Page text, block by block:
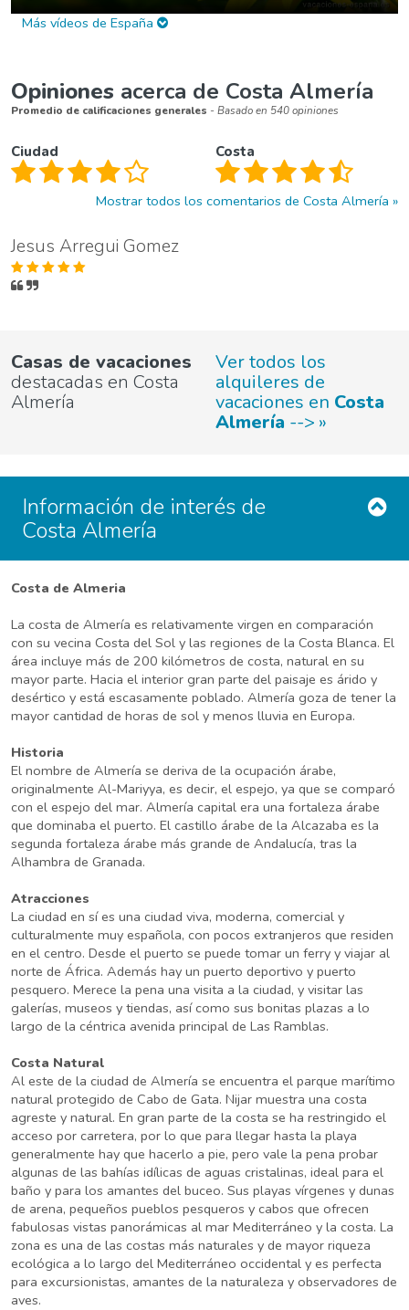
Más vídeos de España
Opiniones acerca de Costa Almería
Promedio de calificaciones generales - Basado en 540 opiniones
Ciudad Costa
Mostrar todos los comentarios de Costa Almería
Jesus Arregui Gomez
Casas de vacaciones
destacadas en Costa
Almería
Ver todos los
alquileres de
vacaciones en Costa
Almería -->
Información de interés de
Costa Almería
Costa de Almeria
La costa de Almería es relativamente virgen en comparación
con su vecina Costa del Sol y las regiones de la Costa Blanca. El
área incluye más de 200 kilómetros de costa, natural en su
mayor parte. Hacia el interior gran parte del paisaje es árido y
desértico y está escasamente poblado. Almería goza de tener la
mayor cantidad de horas de sol y menos lluvia en Europa.
Historia
El nombre de Almería se deriva de la ocupación árabe,
originalmente Al-Mariyya, es decir, el espejo, ya que se comparó
con el espejo del mar. Almería capital era una fortaleza árabe
que dominaba el puerto. El castillo árabe de la Alcazaba es la
segunda fortaleza árabe más grande de Andalucía, tras la
Alhambra de Granada.
Atracciones
La ciudad en sí es una ciudad viva, moderna, comercial y
culturalmente muy española, con pocos extranjeros que residen
en el centro. Desde el puerto se puede tomar un ferry y viajar al
norte de África. Además hay un puerto deportivo y puerto
pesquero. Merece la pena una visita a la ciudad, y visitar las
galerías, museos y tiendas, así como sus bonitas plazas a lo
largo de la céntrica avenida principal de Las Ramblas.
Costa Natural
Al este de la ciudad de Almería se encuentra el parque marítimo
natural protegido de Cabo de Gata. Nijar muestra una costa
agreste y natural. En gran parte de la costa se ha restringido el
acceso por carretera, por lo que para llegar hasta la playa
generalmente hay que hacerlo a pie, pero vale la pena probar
algunas de las bahías idílicas de aguas cristalinas, ideal para el
baño y para los amantes del buceo. Sus playas vírgenes y dunas
de arena, pequeños pueblos pesqueros y cabos que ofrecen
fabulosas vistas panorámicas al mar Mediterráneo y la costa. La
zona es una de las costas más naturales y de mayor riqueza
ecológica a lo largo del Mediterráneo occidental y es perfecta
para excursionistas, amantes de la naturaleza y observadores de
aves.